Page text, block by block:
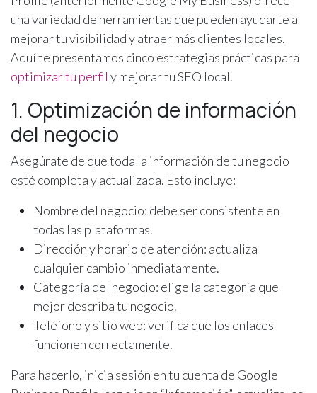
una variedad de herramientas que pueden ayudarte a
mejorar tu visibilidad y atraer más clientes locales.
Aquí te presentamos cinco estrategias prácticas para
optimizar tu perfil y mejorar tu SEO local.
1. Optimización de información
del negocio
Asegúrate de que toda la información de tu negocio
esté completa y actualizada. Esto incluye:
Nombre del negocio: debe ser consistente en
todas las plataformas.
Dirección y horario de atención: actualiza
cualquier cambio inmediatamente.
Categoría del negocio: elige la categoría que
mejor describa tu negocio.
Teléfono y sitio web: verifica que los enlaces
funcionen correctamente.
Para hacerlo, inicia sesión en tu cuenta de Google